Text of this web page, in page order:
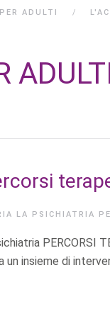
ADULTI
LA PSICHIATRIA
PERCORSI
insieme di